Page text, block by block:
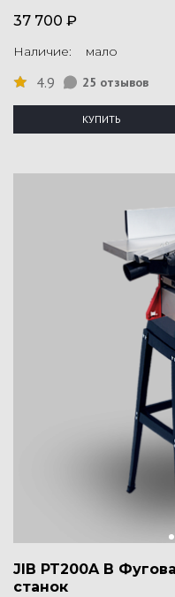
37 700 ₽
Наличие: мало
4.9 25 отзывов
КУПИТЬ
JIB PT200A B
станок